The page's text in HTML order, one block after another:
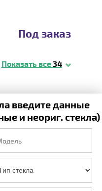
Под заказ
Показать все34
введите данные
и неориг. стекла)